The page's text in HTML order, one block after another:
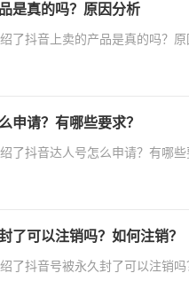
是真的吗？原因分析
了抖音上卖的产品是真的吗？
申请？有哪些要求？
了抖音达人号怎么申请？有哪
了可以注销吗？如何注销？
了抖音号被永久封了可以注销